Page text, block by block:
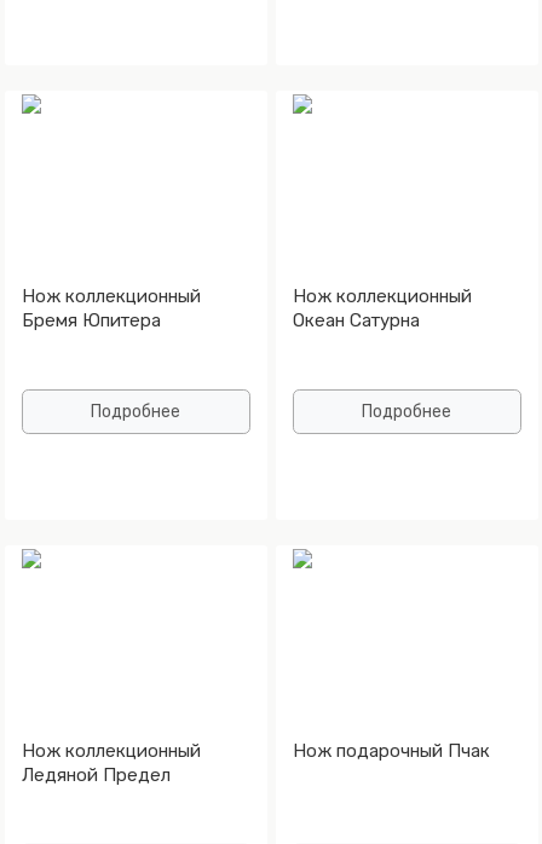
Нож коллекционный
Бремя Юпитера
Подробнее
Нож коллекционный
Океан Сатурна
Подробнее
Нож коллекционный
Ледяной Предел
Нож подарочный Пчак